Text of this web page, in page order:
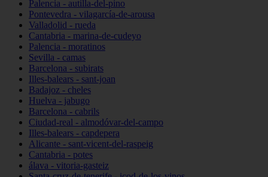
Palencia - autilla-del-pino
Pontevedra - vilagarcía-de-arousa
Valladolid - rueda
Cantabria - marina-de-cudeyo
Palencia - moratinos
Sevilla - camas
Barcelona - subirats
Illes-balears - sant-joan
Badajoz - cheles
Huelva - jabugo
Barcelona - cabrils
Ciudad-real - almodóvar-del-campo
Illes-balears - capdepera
Alicante - sant-vicent-del-raspeig
Cantabria - potes
álava - vitoria-gasteiz